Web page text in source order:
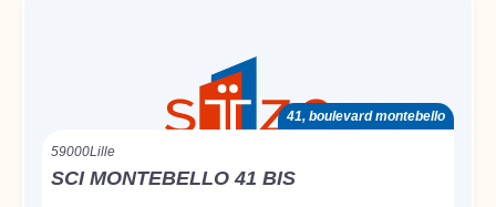
41, boulevard montebello
59000Lille
SCI MONTEBELLO 41 BIS